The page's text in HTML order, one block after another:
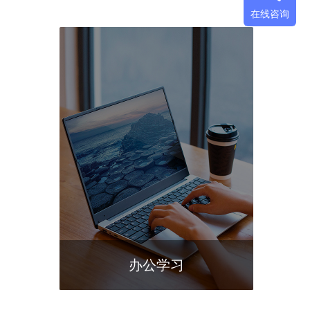
在线咨询
办公学习